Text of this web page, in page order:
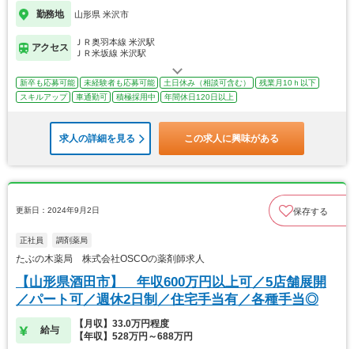
勤務地 山形県 米沢市
アクセス
ＪＲ奥羽本線 米沢駅
ＪＲ米坂線 米沢駅
新卒も応募可能 未経験者も応募可能 土日休み（相談可含む）
残業月10ｈ以下
スキルアップ
車通勤可 積極採用中 年間休日120日以上
求人の詳細を見る この求人に興味がある
更新日：2024年9月2日 保存する
正社員 調剤薬局
たぶの木薬局 株式会社OSCOの薬剤師求人
【山形県酒田市】 年収600万円以上可／5店舗展開
／パート可／週休2日制／住宅手当有／各種手当◎
給与
【月収】33.0万円程度
【年収】528万円～688万円